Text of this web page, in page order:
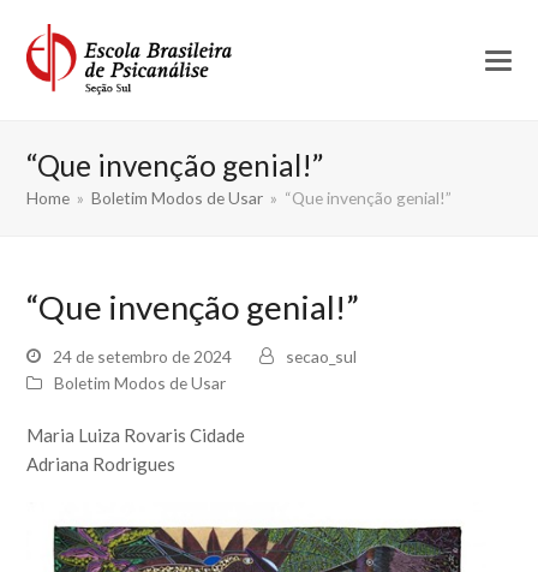
“Que invenção genial!”
Home » Boletim Modos de Usar » “Que invenção genial!”
“Que invenção genial!”
24 de setembro de 2024
secao_sul
Boletim Modos de Usar
Maria Luiza Rovaris Cidade
Adriana Rodrigues